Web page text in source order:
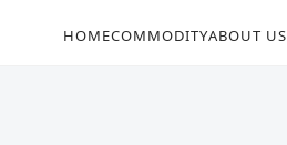
HOMECOMMODITYABOUT US